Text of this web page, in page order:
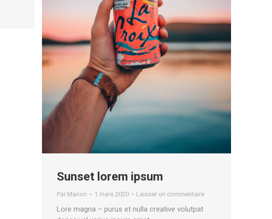
Sunset lorem ipsum
Par Marion 1 mars 2020 Laisser un commentaire
Lore magna – purus et nulla creative volutpat